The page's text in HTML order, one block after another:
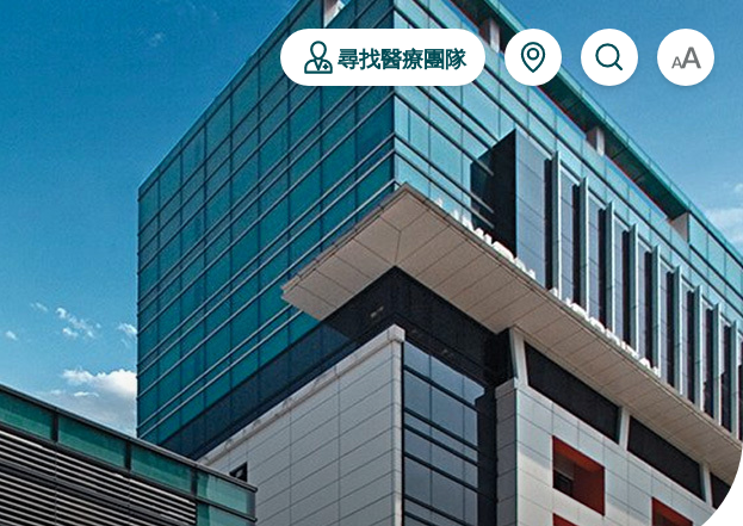
尋找醫療團隊